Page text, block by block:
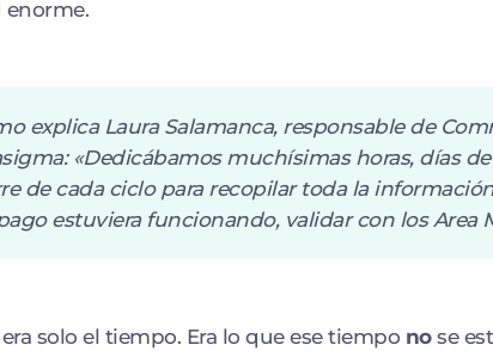
explica Laura Salamanca, responsable de
«Dedicábamos muchísimas horas, días
de cada ciclo para recopilar toda la
estuviera funcionando, validar con los Area
solo el tiempo. Era lo que ese tiempo no se